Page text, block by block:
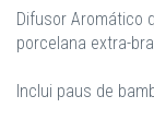
Difusor Aromático
porcelana extra-
Inclui paus de